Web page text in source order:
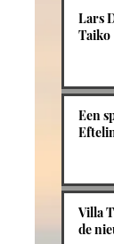
Lars
Taiko
Een
Villa
de